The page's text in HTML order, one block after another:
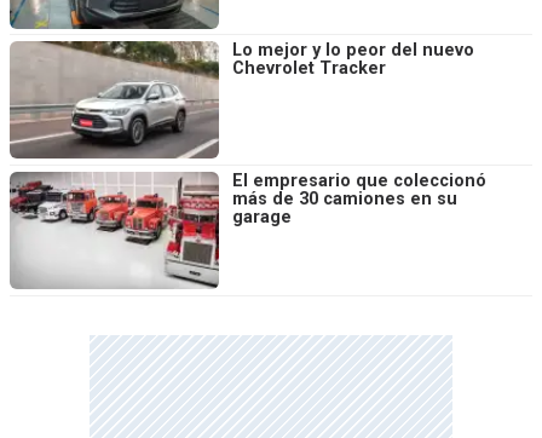
Lo mejor y lo peor del nuevo
Chevrolet Tracker
El empresario que coleccionó
más de 30 camiones en su
garage